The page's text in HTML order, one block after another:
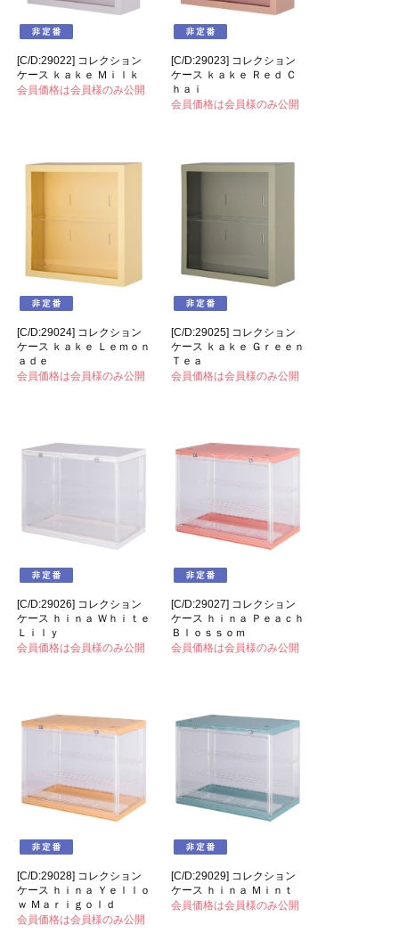
[C/D:29022] コレクション
ケース ｋａｋｅ Ｍｉｌｋ
会員価格は会員様のみ公開
[C/D:29023] コレクション
ケース ｋａｋｅ Ｒｅｄ Ｃ
ｈａｉ
会員価格は会員様のみ公開
[C/D:29024] コレクション
ケース ｋａｋｅ Ｌｅｍｏｎ
ａｄｅ
会員価格は会員様のみ公開
[C/D:29025] コレクション
ケース ｋａｋｅ Ｇｒｅｅｎ
Ｔｅａ
会員価格は会員様のみ公開
[C/D:29026] コレクション
ケース ｈｉｎａ Ｗｈｉｔｅ
Ｌｉｌｙ
会員価格は会員様のみ公開
[C/D:29027] コレクション
ケース ｈｉｎａ Ｐｅａｃｈ
Ｂｌｏｓｓｏｍ
会員価格は会員様のみ公開
[C/D:29028] コレクション
ケース ｈｉｎａ Ｙｅｌｌｏ
ｗ Ｍａｒｉｇｏｌｄ
会員価格は会員様のみ公開
[C/D:29029] コレクション
ケース ｈｉｎａ Ｍｉｎｔ
会員価格は会員様のみ公開